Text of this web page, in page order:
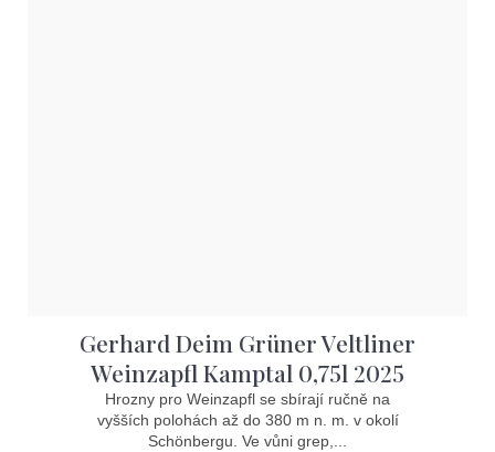
Gerhard Deim Grüner Veltliner
Weinzapfl Kamptal 0,75l 2025
Hrozny pro Weinzapfl se sbírají ručně na
vyšších polohách až do 380 m n. m. v okolí
Schönbergu. Ve vůni grep,...